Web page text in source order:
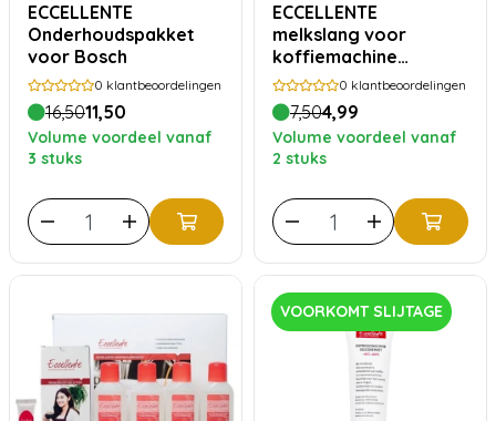
ECCELLENTE
Onderhoudspakket
voor Bosch
0 klantbeoordelingen
16,5011,50
Volume voordeel vanaf
3 stuks
ECCELLENTE
melkslang voor
koffiemachine
melksysteem
0 klantbeoordelingen
7,504,99
Volume voordeel vanaf
2 stuks
VOORKOMT SLIJTAGE